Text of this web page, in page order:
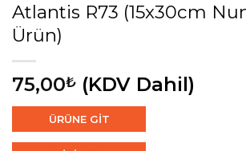
Atlantis R73 (15x30cm
Ürün)
75,00₺ (KDV Dahil)
ÜRÜNE GİT